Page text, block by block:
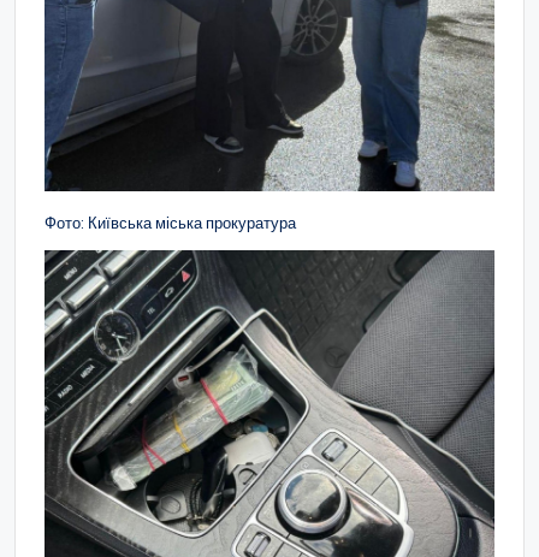
Фото: Київська міська прокуратура